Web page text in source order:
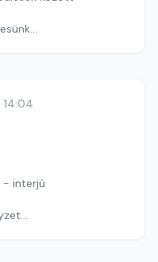
14:04
- interjú